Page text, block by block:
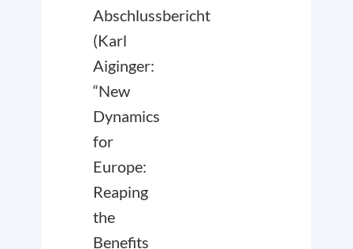
Abschlussbericht
(Karl
Aiginger:
“New
Dynamics
for
Europe:
Reaping
the
Benefits